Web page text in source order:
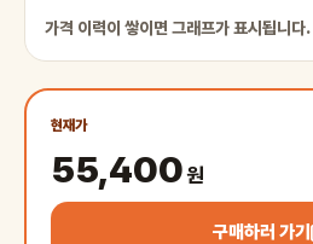
가격 이력이 쌓이면 그래프가 표시됩니다.
현재가
55,400원
구매하러 가기